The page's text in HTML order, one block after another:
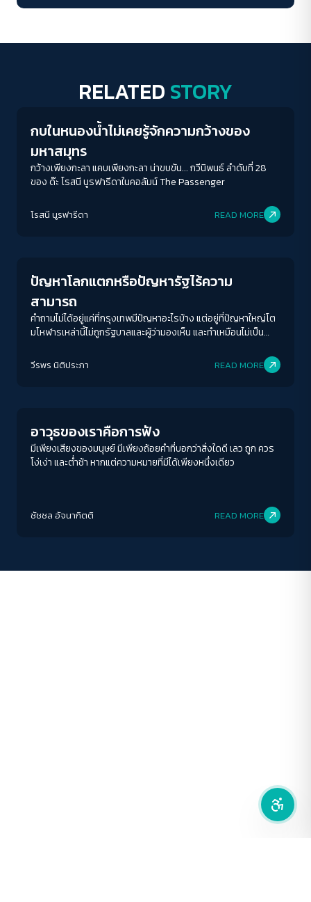
RELATED STORY
กบในหนองน้ำไม่เคยรู้จักความกว้างของ
มหาสมุทร
กว้างเพียงกะลา แคบเพียงกะลา น่าขบขัน... กวีนิพนธ์ ลำดับที่ 28
ของ ด๊ะ โรสนี นูรฟารีดาในคอลัมน์ The Passenger
โรสนี นูรฟารีดา READ MORE
ปัญหาโลกแตกหรือปัญหารัฐไร้ความ
สามารถ
คำถามไม่ได้อยู่แค่ที่กรุงเทพมีปัญหาอะไรบ้าง แต่อยู่ที่ปัญหาใหญ่โต
มโหฬารเหล่านี้ไม่ถูกรัฐบาลและผู้ว่ามองเห็น และทำเหมือนไม่เป็น
วีรพร นิติประภา READ MORE
อาวุธของเราคือการฟัง
มีเพียงเสียงของมนุษย์ มีเพียงถ้อยคำที่บอกว่าสิ่งใดดี เลว ถูก ควร
โง่เง่า และต่ำช้า หากแต่ความหมายที่มีได้เพียงหนึ่งเดียว
ชัชชล อัจนากิตติ READ MORE
ระยะห่างข้อความ
ปกติ มาก มากที่สุด
ปิด Deutan Tritan